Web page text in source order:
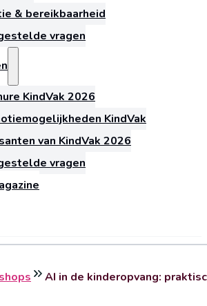
& bereikbaarheid
vragen
KindVak 2026
KindVak
van KindVak 2026
vragen
AI in de kinderopvang: